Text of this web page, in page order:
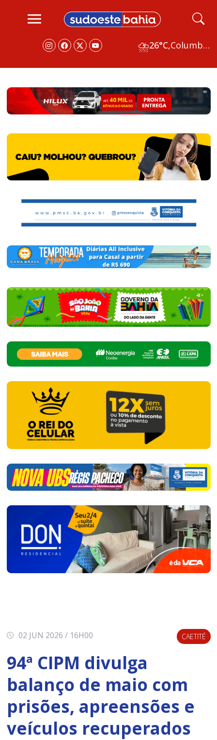
⛈26°C, Columbus
02 JUN 2026 / 16H00 CAETITÉ
94ª CIPM divulga
balanço de maio com
prisões, apreensões e
veículos recuperados